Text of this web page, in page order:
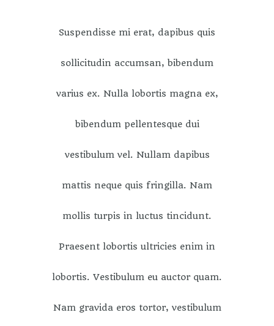
Suspendisse mi erat, dapibus quis
sollicitudin accumsan, bibendum
varius ex. Nulla lobortis magna ex,
bibendum pellentesque dui
vestibulum vel. Nullam dapibus
mattis neque quis fringilla. Nam
mollis turpis in luctus tincidunt.
Praesent lobortis ultricies enim in
lobortis. Vestibulum eu auctor quam.
Nam gravida eros tortor, vestibulum